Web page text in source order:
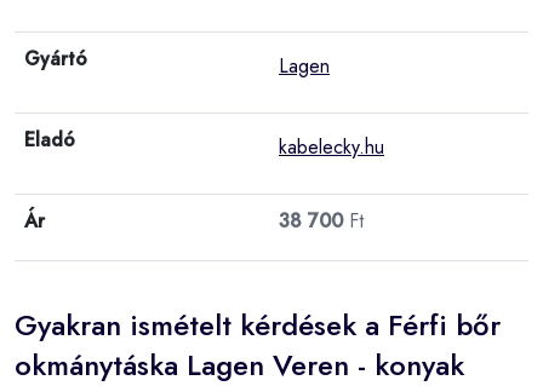
Gyártó Lagen
Eladó kabelecky.hu
Ár 38 700Ft
Gyakran ismételt kérdések a Férfi bőr
okmánytáska Lagen Veren - konyak